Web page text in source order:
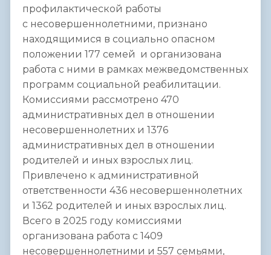
профилактической работы
с несовершеннолетними, признано
находящимися в социально опасном
положении 177 семей и организована
работа с ними в рамках межведомственных
программ социальной реабилитации.
Комиссиями рассмотрено 470
административных дел в отношении
несовершеннолетних и 1376
административных дел в отношении
родителей и иных взрослых лиц.
Привлечено к административной
ответственности 436 несовершеннолетних
и 1362 родителей и иных взрослых лиц.
Всего в 2025 году комиссиями
организована работа с 1409
несовершеннолетними и 557 семьями,